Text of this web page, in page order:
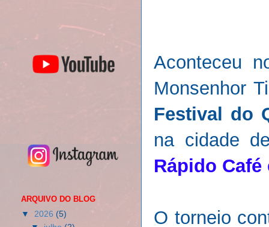
Aconteceu
Monsenhor
Festival do
na cidade
Rápido Café
O torneio
ARQUIVO DO BLOG
▼ 2026 (5)